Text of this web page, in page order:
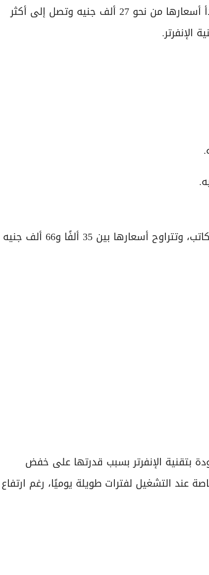
تناسب هذه الفئة الصالات والمساحات الأكبر، وتبدأ أسعارها من نحو 27 ألف جنيه وتصل إلى أكثر
تُستخدم أجهزة 3 حصان في الصالات الكبيرة والمكاتب، وتتراوح أسعارها بين 35 ألفًا و66 ألف جنيه
بتقنية الإنفرتر بسبب قدرتها على خفض
عند التشغيل لفترات طويلة يوميًا، رغم ارتفاع